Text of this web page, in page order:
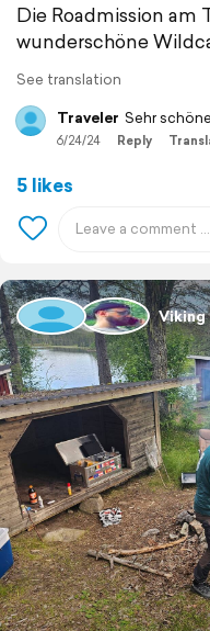
Die Roadmission am
wunderschöne
See translation
Traveler Sehr
6/24/24 Reply
5 likes
Viking